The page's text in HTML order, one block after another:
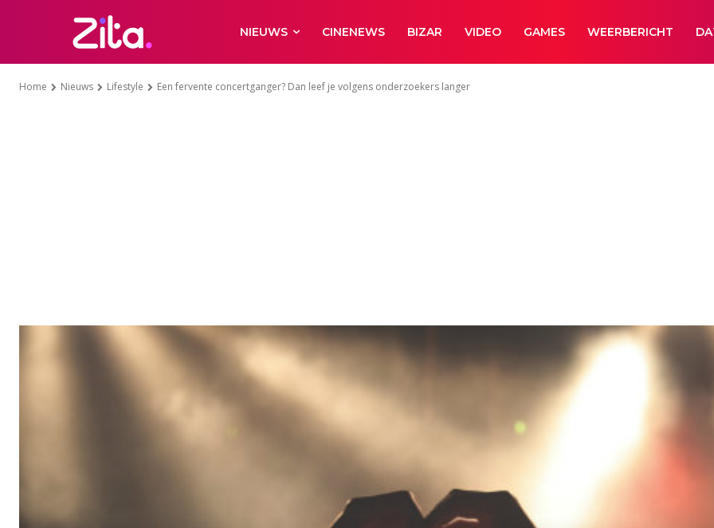
NIEUWS CINENEWS BIZAR VIDEO GAMES WEERBERICHT
Home Nieuws Lifestyle Een fervente concertganger? Dan leef je volgens onderzoekers langer